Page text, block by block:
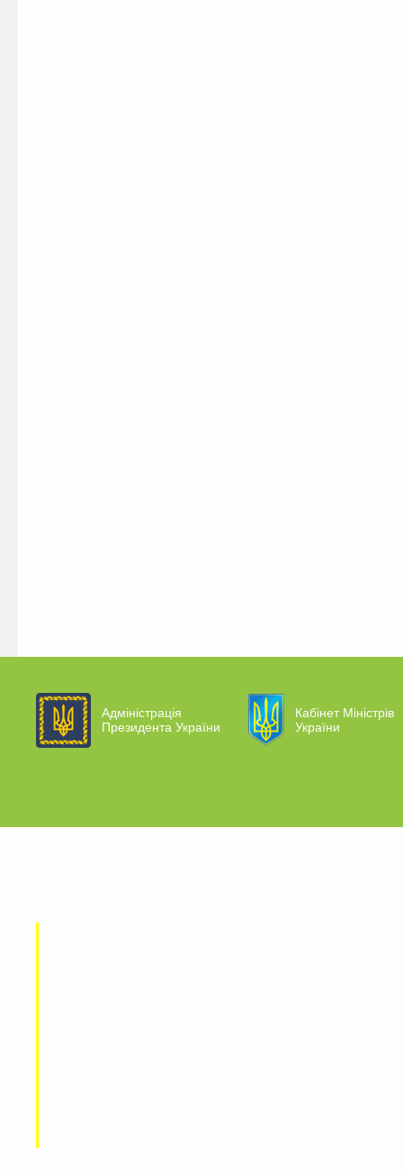
Адміністрація
Президента України
Кабінет Міністрів
України